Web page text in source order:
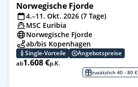
Norwegische Fjorde
4.–11. Okt. 2026 (7 Tage)
MSC Euribia
Norwegische Fjorde
ab/bis Kopenhagen
Single-Vorteile
Angebotspreise
ab1.608 €p.K.
zusätzlich 40 - 80 €